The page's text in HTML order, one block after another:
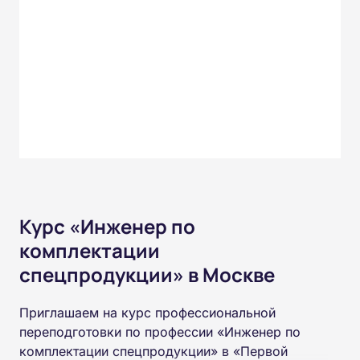
Курс «Инженер по
комплектации
спецпродукции» в Москве
Приглашаем на курс профессиональной
переподготовки по профессии «Инженер по
комплектации спецпродукции» в «Первой